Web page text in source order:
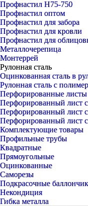
Профнастил Н75-750
Профнастил оптом
Профнастил для забора
Профнастил для кровли
Профнастил для
Металлочерепица
Монтеррей
Рулонная сталь
Оцинкованная сталь в
Рулонная сталь с
Перфорированные листы
Перфорированный лист
Перфорированный лист
Перфорированный лист
Комплектующие товары
Профильные трубы
Квадратные
Прямоугольные
Оцинкованные
Саморезы
Подкрасочные
Некондиция
Гибка металла